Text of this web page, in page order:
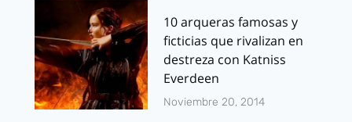
10 arqueras famosas y
ficticias que rivalizan en
destreza con Katniss
Everdeen
Noviembre 20, 2014